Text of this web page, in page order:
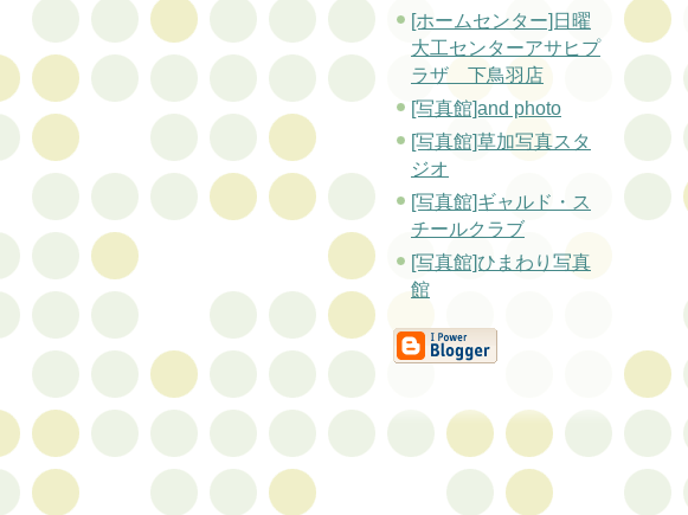
[ホームセンター]日曜
大工センターアサヒプ
ラザ 下鳥羽店
[写真館]and photo
[写真館]草加写真スタ
ジオ
[写真館]ギャルド・ス
チールクラブ
[写真館]ひまわり写真
館